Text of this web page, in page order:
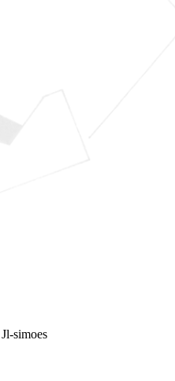
Jl-simoes